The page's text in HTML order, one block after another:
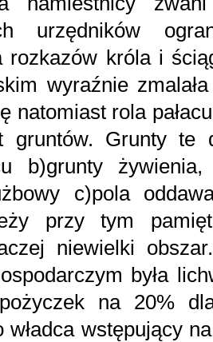
urzędników
rozkazów króla i
wyraźnie
natomiast rola
gruntów. Grunty te
b)grunty
c)pola
przy tym
niewielki
była
pożyczek na 20%
władca wstępujący